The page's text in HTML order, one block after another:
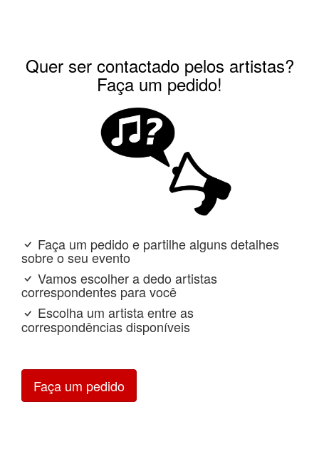
Quer ser contactado pelos artistas?
Faça um pedido!
Faça um pedido e partilhe alguns detalhes
sobre o seu evento
Vamos escolher a dedo artistas
correspondentes para você
Escolha um artista entre as
correspondências disponíveis
Faça um pedido